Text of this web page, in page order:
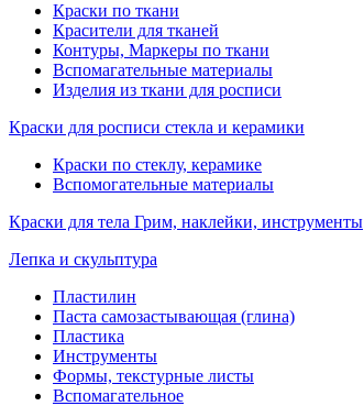
Краски по ткани
Красители для тканей
Контуры, Маркеры по ткани
Вспомагательные материалы
Изделия из ткани для росписи
Краски для росписи стекла и керамики
Краски по стеклу, керамике
Вспомогательные материалы
Краски для тела Грим, наклейки, инструменты
Лепка и скульптура
Пластилин
Паста самозастывающая (глина)
Пластика
Инструменты
Формы, текстурные листы
Вспомагательное